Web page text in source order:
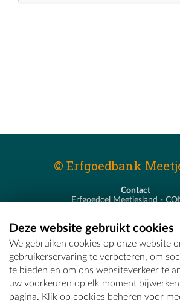
© Erfgoedbank
Contact
Erfgoedcel Meetjesland -
T - 09 373 75 96
E -
Deze website gebruikt cookies
We gebruiken cookies op onze website
gebruikerservaring te verbeteren, om
te bieden en om ons websiteverkeer te
uw voorkeuren op elk moment
pagina. Klik op cookies beheren voor